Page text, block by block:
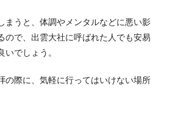
まうと、体調やメンタルなどに悪い影
ので、出雲大社に呼ばれた人でも安易
いでしょう。
の際に、気軽に行ってはいけない場所